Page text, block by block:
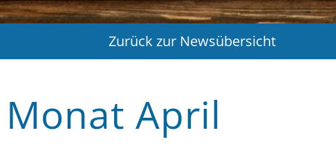
Zurück zur Newsübersicht
April